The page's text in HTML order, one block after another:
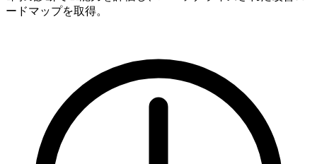
ードマップを取得。